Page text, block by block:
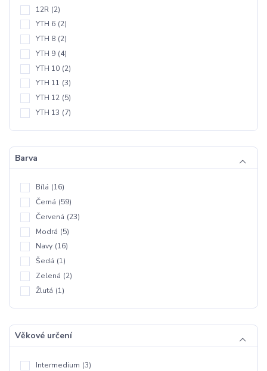
12R (2)
YTH 6 (2)
YTH 8 (2)
YTH 9 (4)
YTH 10 (2)
YTH 11 (3)
YTH 12 (5)
YTH 13 (7)
Barva
Bílá (16)
Černá (59)
Červená (23)
Modrá (5)
Navy (16)
Šedá (1)
Zelená (2)
Žlutá (1)
Věkové určení
Intermedium (3)